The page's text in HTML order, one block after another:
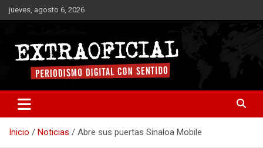
Saltar
al
jueves, agosto 6, 2026
Extraoficial
Inicio Noticias Abre sus puertas Sinaloa Mobile